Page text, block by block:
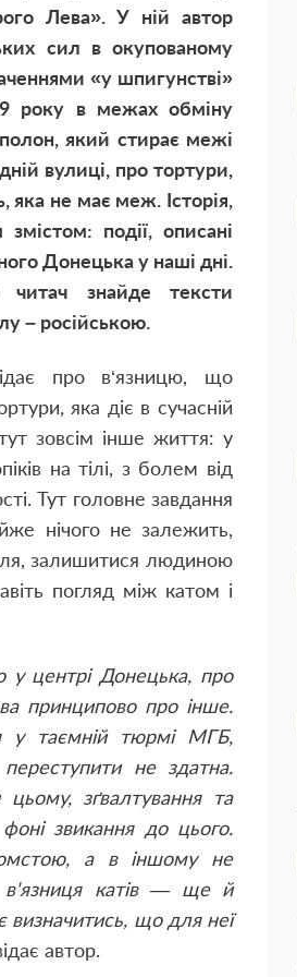
Лева». У ній автор
сил в окупованому
«у шпигунстві»
року в межах обміну
який стирає межі
вулиці, про тортури,
яка не має меж. Історія,
події, описані
Донецька у наші дні.
знайде тексти
– російською.
про в‘язницю, що
яка діє в сучасній
зовсім інше життя: у
на тілі, з болем від
Тут головне завдання
нічого не залежить,
залишитися людиною
погляд між катом і
у центрі Донецька, про
принципово про інше.
у таємній тюрмі МГБ,
не здатна.
зґвалтування та
звикання до цього.
а в іншому не
в'язниця катів — ще й
визначитись, що для неї
автор.